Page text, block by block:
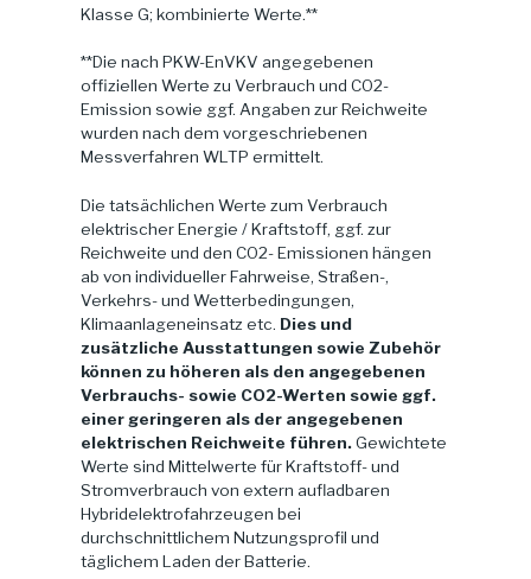
Klasse G; kombinierte Werte.**
**Die nach PKW-EnVKV angegebenen
offiziellen Werte zu Verbrauch und CO2-
Emission sowie ggf. Angaben zur Reichweite
wurden nach dem vorgeschriebenen
Messverfahren WLTP ermittelt.
Die tatsächlichen Werte zum Verbrauch
elektrischer Energie / Kraftstoff, ggf. zur
Reichweite und den CO2- Emissionen hängen
ab von individueller Fahrweise, Straßen-,
Verkehrs- und Wetterbedingungen,
Klimaanlageneinsatz etc. Dies und
zusätzliche Ausstattungen sowie Zubehör
können zu höheren als den angegebenen
Verbrauchs- sowie CO2-Werten sowie ggf.
einer geringeren als der angegebenen
elektrischen Reichweite führen.Gewichtete
Werte sind Mittelwerte für Kraftstoff- und
Stromverbrauch von extern aufladbaren
Hybridelektrofahrzeugen bei
durchschnittlichem Nutzungsprofil und
täglichem Laden der Batterie.